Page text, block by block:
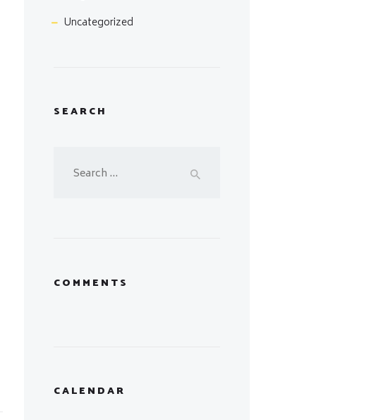
Uncategorized
SEARCH
COMMENTS
CALENDAR